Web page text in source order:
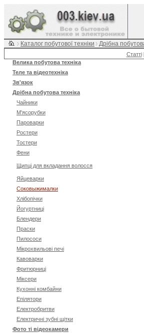
Каталог побутової техніки Дрібна
Статті|
Велика побутова техніка
Теле та відеотехніка
Зв'язок
Дрібна побутова техніка
Чайники
М'ясорубки
Пароварки
Ростери
Тостери
Фени
Щипці для вкладання волосся
Яйцеварки
Соковыжималки
Хлібопічки
Йогуртниці
Блендери
Праски
Пилососи
Мікрохвильові печі
Кавоварки
Фритюрниці
Міксери
Кухонні комбайни
Епілятори
Електробритви
Електричні зубні щітки
Фото ті відеокамери